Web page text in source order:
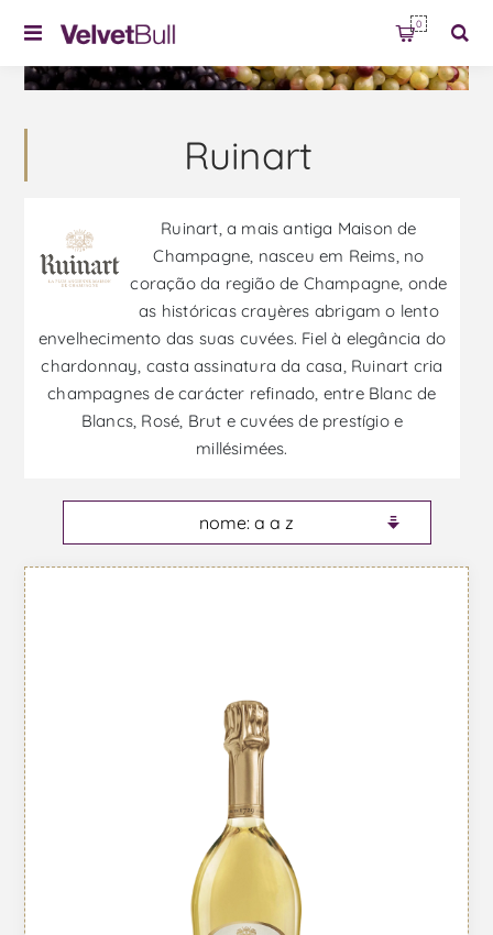
0
Ruinart
Ruinart, a mais antiga Maison de
Champagne, nasceu em Reims, no
coração da região de Champagne, onde
as históricas crayères abrigam o lento
envelhecimento das suas cuvées. Fiel à elegância do
chardonnay, casta assinatura da casa, Ruinart cria
champagnes de carácter refinado, entre Blanc de
Blancs, Rosé, Brut e cuvées de prestígio e
millésimées.